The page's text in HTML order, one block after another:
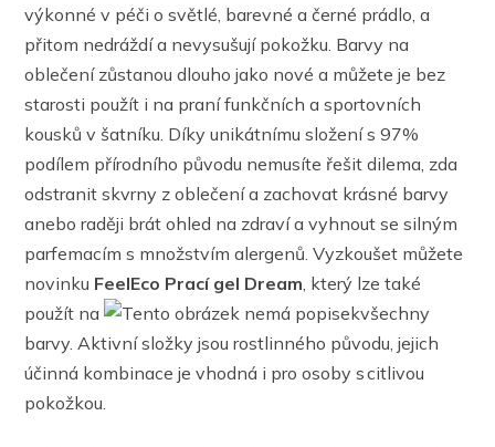
výkonné v péči o světlé, barevné a černé prádlo, a
přitom nedráždí a nevysušují pokožku. Barvy na
oblečení zůstanou dlouho jako nové a můžete je bez
starosti použít i na praní funkčních a sportovních
kousků v šatníku. Díky unikátnímu složení s 97%
podílem přírodního původu nemusíte řešit dilema, zda
odstranit skvrny z oblečení a zachovat krásné barvy
anebo raději brát ohled na zdraví a vyhnout se silným
parfemacím s množstvím alergenů. Vyzkoušet můžete
novinku FeelEco Prací gel Dream, který lze také
použít na
všechny
barvy. Aktivní složky jsou rostlinného původu, jejich
účinná kombinace je vhodná i pro osoby s citlivou
pokožkou.